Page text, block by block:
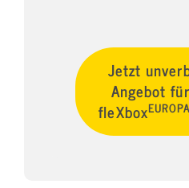
Jetzt
Angebot
fleXboxEUROPA